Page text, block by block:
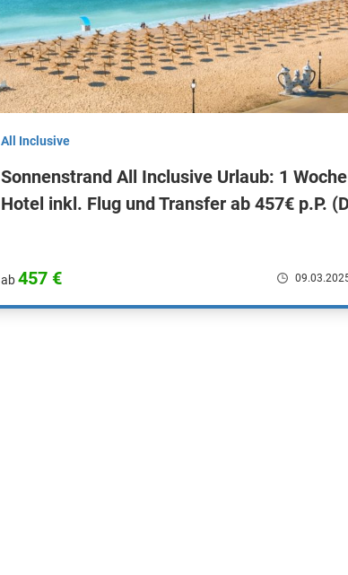
All Inclusive
Sonnenstrand All Inclusive Urlaub: 1
Hotel inkl. Flug und Transfer ab 457€ p.P.
ab457 €